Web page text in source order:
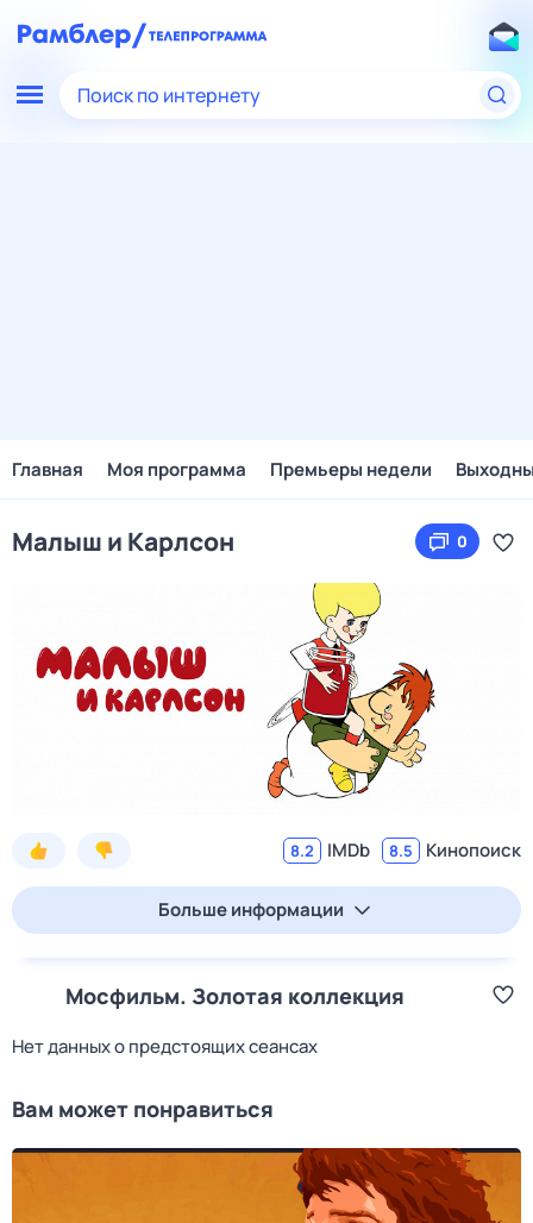
Поиск по интернету
Главная Моя программа Премьеры недели
Малыш и Карлсон 0
8.2 IMDb 8.5 Кинопоиск
Больше информации
Мосфильм. Золотая коллекция
Нет данных о предстоящих сеансах
Вам может понравиться